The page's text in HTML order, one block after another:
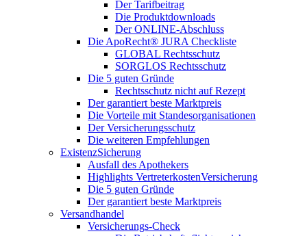
Der Tarifbeitrag
Die Produktdownloads
Der ONLINE-Abschluss
Die ApoRecht® JURA Checkliste
GLOBAL Rechtsschutz
SORGLOS Rechtsschutz
Die 5 guten Gründe
Rechtsschutz nicht auf Rezept
Der garantiert beste Marktpreis
Die Vorteile mit Standesorganisationen
Der Versicherungsschutz
Die weiteren Empfehlungen
ExistenzSicherung
Ausfall des Apothekers
Highlights VertreterkostenVersicherung
Die 5 guten Gründe
Der garantiert beste Marktpreis
Versandhandel
Versicherungs-Check